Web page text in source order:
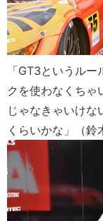
「GT3というル
クを使わなくちゃ
じゃなきゃいけ
くらいかな」（鈴